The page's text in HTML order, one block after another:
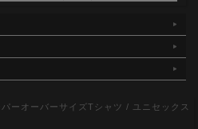
ーオーバーサイズTシャツ / ユニセックス